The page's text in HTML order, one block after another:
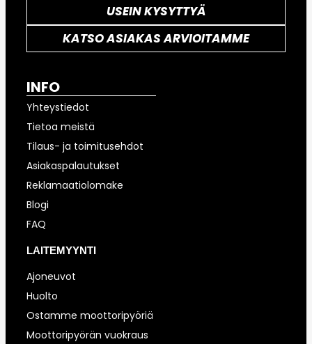
USEIN KYSYTTYÄ
KATSO ASIAKAS ARVIOITAMME
INFO
Yhteystiedot
Tietoa meistä
Tilaus- ja toimitusehdot
Asiakaspalautukset
Reklamaatiolomake
Blogi
FAQ
LAITEMYYNTI
Ajoneuvot
Huolto
Ostamme moottoripyöriä
Moottoripyörän vuokraus